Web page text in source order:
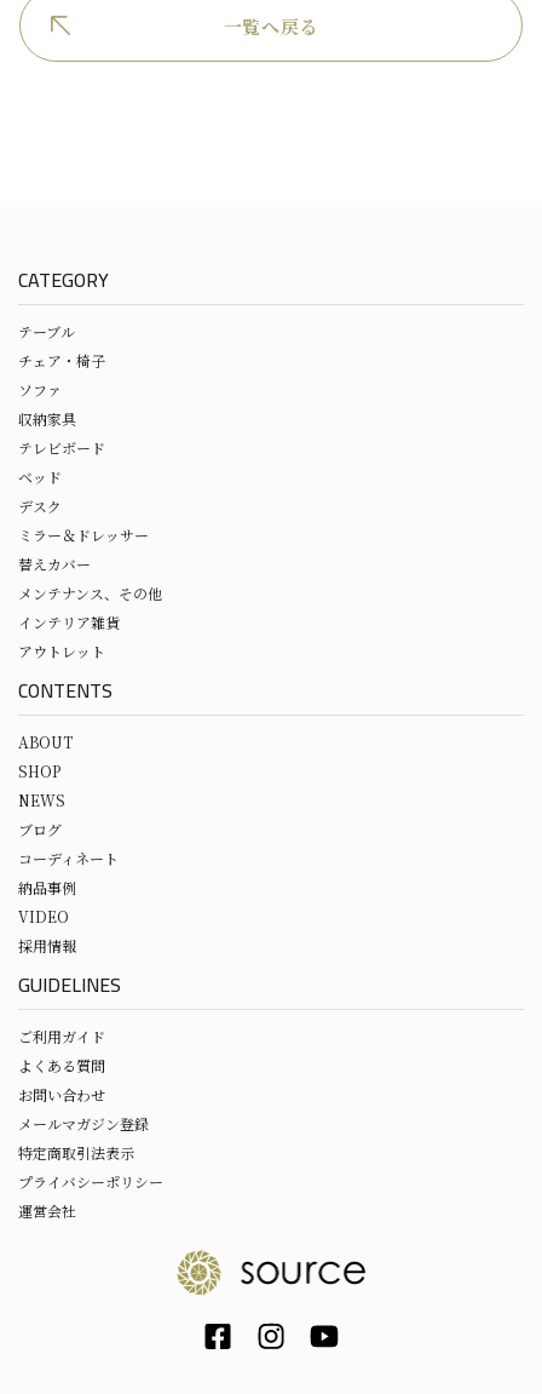
一覧へ戻る
CATEGORY
テーブル
チェア・椅子
ソファ
収納家具
テレビボード
ベッド
デスク
ミラー＆ドレッサー
替えカバー
メンテナンス、その他
インテリア雑貨
アウトレット
CONTENTS
ABOUT
SHOP
NEWS
ブログ
コーディネート
納品事例
VIDEO
採用情報
GUIDELINES
ご利用ガイド
よくある質問
お問い合わせ
メールマガジン登録
特定商取引法表示
プライバシーポリシー
運営会社